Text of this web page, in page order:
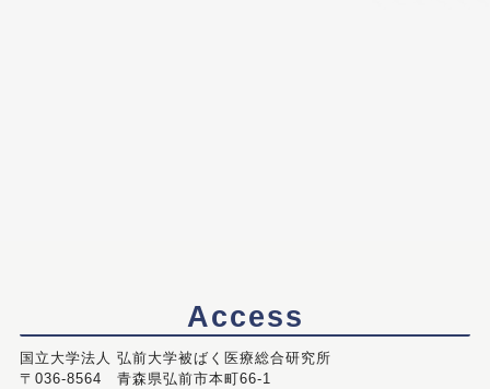
Access
国立大学法人 弘前大学被ばく医療総合研究所
〒036-8564 青森県弘前市本町66-1